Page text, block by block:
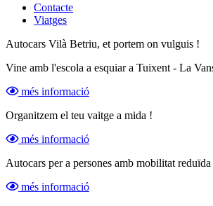
Contacte
Viatges
Autocars Vilà Betriu, et portem on vulguis !
Vine amb l'escola a esquiar a Tuixent - La
més informació
Organitzem el teu vaitge a mida !
més informació
Autocars per a persones amb mobilitat reduïda
més informació